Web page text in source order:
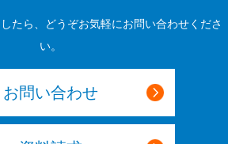
たら、どうぞお気軽にお問い合わせくださ
い。
お問い合わせ